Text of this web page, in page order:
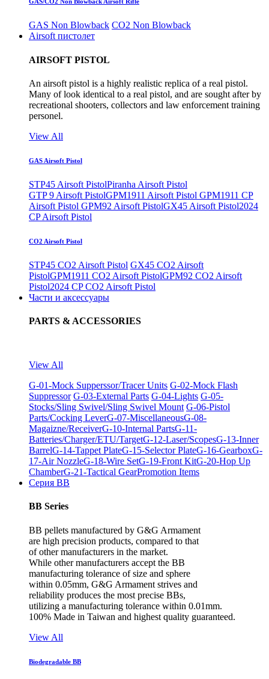
GAS Non Blowback CO2 Non Blowback
Airsoft пистолет
AIRSOFT PISTOL
An airsoft pistol is a highly realistic replica of a real pistol.
Many of look identical to a real pistol, and are sought after by
recreational shooters, collectors and law enforcement training
personel.
View All
GAS Airsoft Pistol
STP45 Airsoft PistolPiranha Airsoft Pistol
GTP 9 Airsoft PistolGPM1911 Airsoft Pistol GPM1911 CP
Airsoft Pistol GPM92 Airsoft PistolGX45 Airsoft Pistol2024
CP Airsoft Pistol
CO2 Airsoft Pistol
STP45 CO2 Airsoft Pistol GX45 CO2 Airsoft
PistolGPM1911 CO2 Airsoft PistolGPM92 CO2 Airsoft
Pistol2024 CP CO2 Airsoft Pistol
Части и аксессуары
PARTS & ACCESSORIES
View All
G-01-Mock Supperssor/Tracer Units G-02-Mock Flash
Suppressor G-03-External Parts G-04-Lights G-05-
Stocks/Sling Swivel/Sling Swivel Mount G-06-Pistol
Parts/Cocking LeverG-07-MiscellaneousG-08-
Magaizne/ReceiverG-10-Internal PartsG-11-
Batteries/Charger/ETU/TargetG-12-Laser/ScopesG-13-Inner
BarrelG-14-Tappet PlateG-15-Selector PlateG-16-GearboxG-
17-Air NozzleG-18-Wire SetG-19-Front KitG-20-Hop Up
ChamberG-21-Tactical GearPromotion Items
Серия BB
BB Series
BB pellets manufactured by G&G Armament
are high precision products, compared to that
of other manufacturers in the market.
While other manufacturers accept the BB
manufacturing tolerance of size and sphere
within 0.05mm, G&G Armament strives and
reliability produces the most precise BBs,
utilizing a manufacturing tolerance within 0.01mm.
100% Made in Taiwan and highest quality guaranteed.
View All
Biodegradable BB